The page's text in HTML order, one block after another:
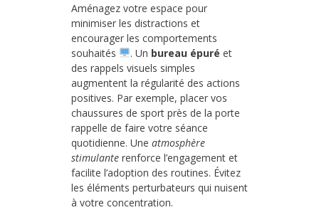
Aménagez votre espace pour
minimiser les distractions et
encourager les comportements
souhaités
. Un bureau épuré et
des rappels visuels simples
augmentent la régularité des actions
positives. Par exemple, placer vos
chaussures de sport près de la porte
rappelle de faire votre séance
quotidienne. Une atmosphère
stimulante renforce l’engagement et
facilite l’adoption des routines. Évitez
les éléments perturbateurs qui nuisent
à votre concentration.